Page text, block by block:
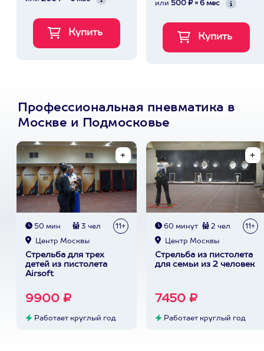
или 500 ₽ × 6 мес
Профессиональная пневматика в
Москве и Подмосковье
50 мин 3 чел 11+
Центр Москвы
Стрельба для трех
детей из пистолета
Airsoft
9900 ₽
Работает круглый год
60 минут 2 чел 11+
Центр Москвы
Стрельба из пистолета
для семьи из 2 человек
7450 ₽
Работает круглый год